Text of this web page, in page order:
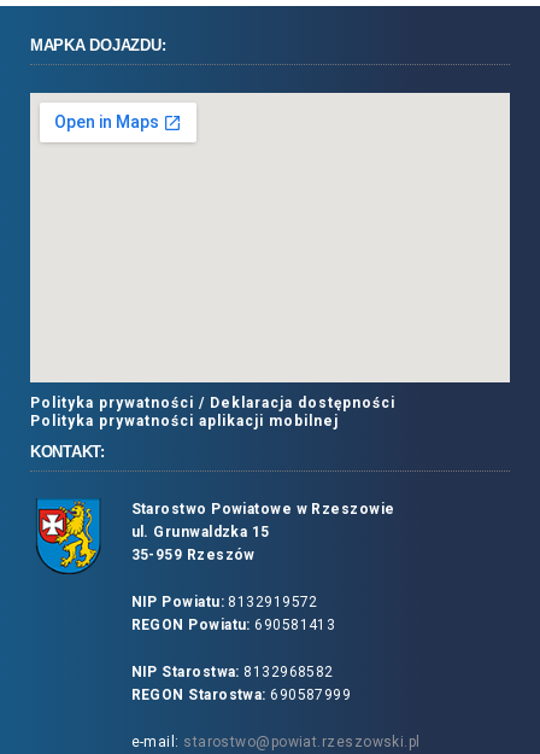
MAPKA DOJAZDU:
Polityka prywatności / Deklaracja dostępności
Polityka prywatności aplikacji mobilnej
KONTAKT:
Starostwo Powiatowe w Rzeszowie
ul. Grunwaldzka 15
35-959 Rzeszów
NIP Powiatu:8132919572
REGON Powiatu: 690581413
NIP Starostwa: 8132968582
REGON Starostwa: 690587999
e-mail: starostwo@powiat.rzeszowski.pl